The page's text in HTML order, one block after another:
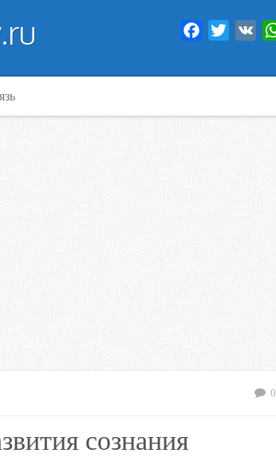
Facebook
Twitter VK
0
сознания